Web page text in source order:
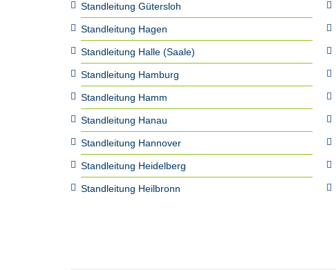
Standleitung Gütersloh
Standleitung Hagen
Standleitung Halle (Saale)
Standleitung Hamburg
Standleitung Hamm
Standleitung Hanau
Standleitung Hannover
Standleitung Heidelberg
Standleitung Heilbronn